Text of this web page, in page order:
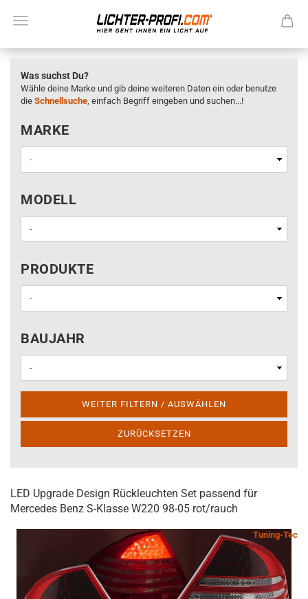
Was suchst Du?
Wähle deine Marke und gib deine weiteren Daten ein oder benutze
die Schnellsuche, einfach Begriff eingeben und suchen...!
MARKE
MARKE
MODELL
MODELL
PRODUKTE
PRODUKTE
BAUJAHR
BAUJAHR
WEITER FILTERN / AUSWÄHLEN
ZURÜCKSETZEN
LED Upgrade Design Rückleuchten Set passend für
Mercedes Benz S-Klasse W220 98-05 rot/rauch
Tuning-Tec